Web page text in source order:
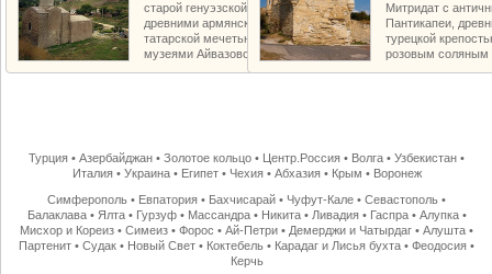
старой генуэзской крепостью Кафы,
древними армянскими храмами,
татарской мечетью и баней-хамам,
музеями Айвазовского и Грина
Митридат с
Пантикапеи,
турецкой
розовым соляным
Турция •Азербайджан •Золотое кольцо • Центр.Россия • Волга •Узбекистан •
Италия• Украина• Египет• Чехия• Абхазия• Крым • Воронеж
Симферополь • Евпатория • Бахчисарай • Чуфут-Кале •Севастополь •
Балаклава• Ялта• Гурзуф• Массандра• Никита• Ливадия• Гаспра• Алупка•
Мисхор и Кореиз •Симеиз •Форос •Ай-Петри • Демерджи и Чатырдаг •Алушта •
Партенит •Судак • Новый Свет • Коктебель • Карадаг и Лисья бухта •Феодосия •
Керчь